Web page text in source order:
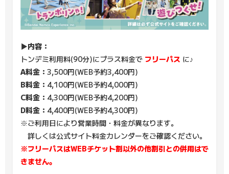
▶内容：
トンデミ利用料(90分)にプラス料金で フリーパス に♪
A料金： 3,500円(WEB予約3,400円)
B料金： 4,100円(WEB予約4,000円)
C料金： 4,300円(WEB予約4,200円)
D料金： 4,400円(WEB予約4,300円)
※ご利用日により営業時間・料金が異なります。
詳しくは公式サイト料金カレンダーをご確認ください。
※フリーパスはWEBチケット割以外の他割引との併用はで
きません。